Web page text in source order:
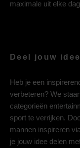
maximale uit elke
Deel jouw
Heb je een
verbeteren? We
categorieën
sport te verrijken.
mannen inspireren
je jouw idee delen